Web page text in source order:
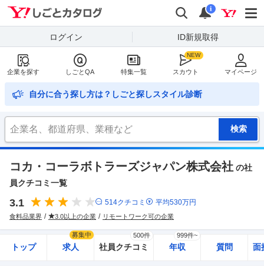
検索
通知
i
ログイン ID新規取得
企業を探す しごとQA 特集一覧 スカウト マイページ
自分に合う探し方は？しごと探しスタイル診断
コカ・コーラボトラーズジャパン株式会社 の社
員クチコミ一覧
3.1 514クチコミ 平均530万円
食料品業界 3.0以上の企業 リモートワーク可の企業
トップ 求人
募集中
社員クチコミ
500件
年収
999件~
質問 面